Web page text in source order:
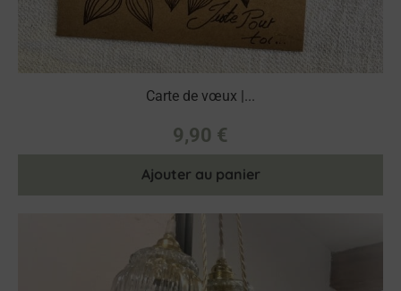
Carte de vœux |...
9,90 €
Ajouter au panier